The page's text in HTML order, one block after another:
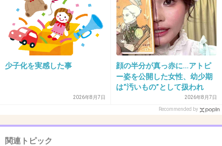
33. 匿名 2013/09/03(火) 17:12:32
嘘なの？？
なんでそんなことを.....
2013/09/03(火) 17:14:00
判が含まれていたとの指摘
も…
少子化を実感した事
2026年8月7日
顔の半分が真っ赤に…アトピ
ー姿を公開した女性、幼少期
は“汚いもの”として扱われ
「人に触れる行為に罪悪感を
持っていた」
2026年8月7日
Recommended by
関連トピック